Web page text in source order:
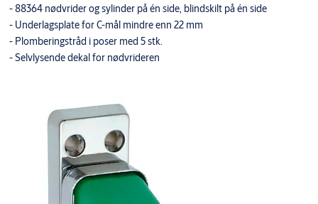
- 88364 nødvrider og sylinder på én side, blindskilt på én side
- Underlagsplate for C-mål mindre enn 22 mm
- Plomberingstråd i poser med 5 stk.
- Selvlysende dekal for nødvrideren